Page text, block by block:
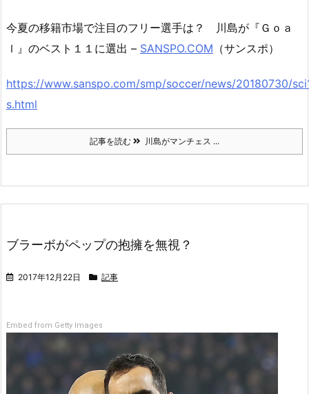
今夏の移籍市場で注目のフリー選手は？ 川島が『Ｇｏａ
ｌ』のベスト１１に選出 – SANSPO.COM （サンスポ）
https://www.sanspo.com/smp/soccer/news/20180730/
s.html
記事を読む 川島がマンチェス ...
ブラーボがペップの抱擁を無視？
2017年12月22日 記事
Embed from Getty Images